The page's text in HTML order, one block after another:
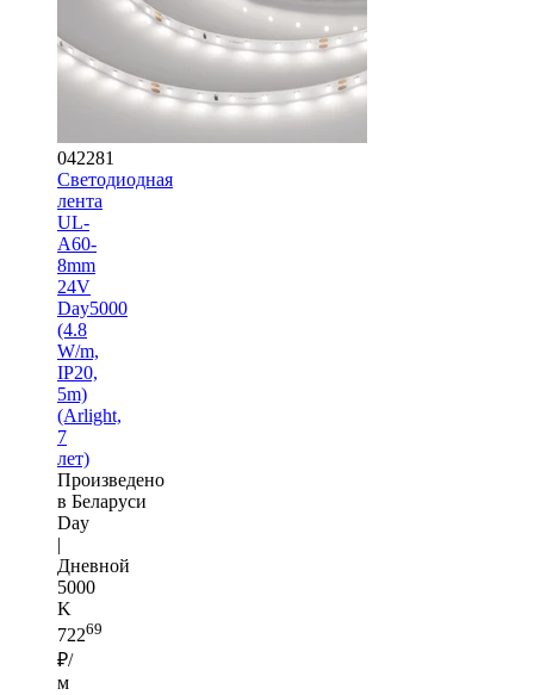
042281
Светодиодная
лента
UL-
A60-
8mm
24V
Day5000
(4.8
W/m,
IP20,
5m)
(Arlight,
7
лет)
Произведено
в Беларуси
Day
|
Дневной
5000
K
72269
₽/
м